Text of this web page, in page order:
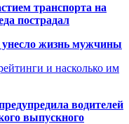
транспорта на
пострадал
жизнь мужчины
и насколько им
водителей
выпускного